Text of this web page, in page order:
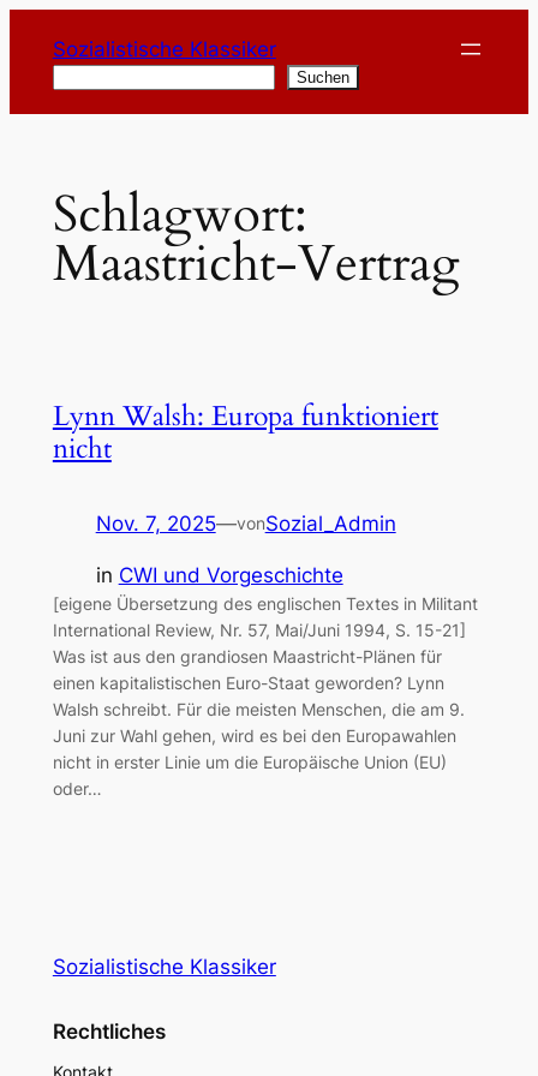
Inhalt
springen
Sozialistische Klassiker
Suchen
Schlagwort:
Maastricht-Vertrag
Lynn Walsh: Europa funktioniert
nicht
Nov. 7, 2025—vonSozial_Admin
in CWI und Vorgeschichte
[eigene Übersetzung des englischen Textes in Militant
International Review, Nr. 57, Mai/Juni 1994, S. 15-21]
Was ist aus den grandiosen Maastricht-Plänen für
einen kapitalistischen Euro-Staat geworden? Lynn
Walsh schreibt. Für die meisten Menschen, die am 9.
Juni zur Wahl gehen, wird es bei den Europawahlen
nicht in erster Linie um die Europäische Union (EU)
oder…
Sozialistische Klassiker
Rechtliches